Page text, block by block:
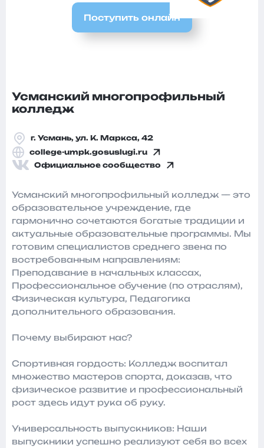
Поступить онлайн
Усманский многопрофильный
колледж
г. Усмань, ул. К. Маркса, 42
college-umpk.gosuslugi.ru
Официальное сообщество
Усманский многопрофильный колледж — это
образовательное учреждение, где
гармонично сочетаются богатые традиции и
актуальные образовательные программы. Мы
готовим специалистов среднего звена по
востребованным направлениям:
Преподавание в начальных классах,
Профессиональное обучение (по отраслям),
Физическая культура, Педагогика
дополнительного образования.
Почему выбирают нас?
Спортивная гордость: Колледж воспитал
множество мастеров спорта, доказав, что
физическое развитие и профессиональный
рост здесь идут рука об руку.
Универсальность выпускников: Наши
выпускники успешно реализуют себя во всех